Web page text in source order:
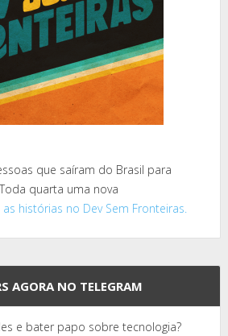
que saíram do Brasil para
quarta uma nova
histórias no Dev Sem Fronteiras.
AGORA NO TELEGRAM
e bater papo sobre tecnologia?